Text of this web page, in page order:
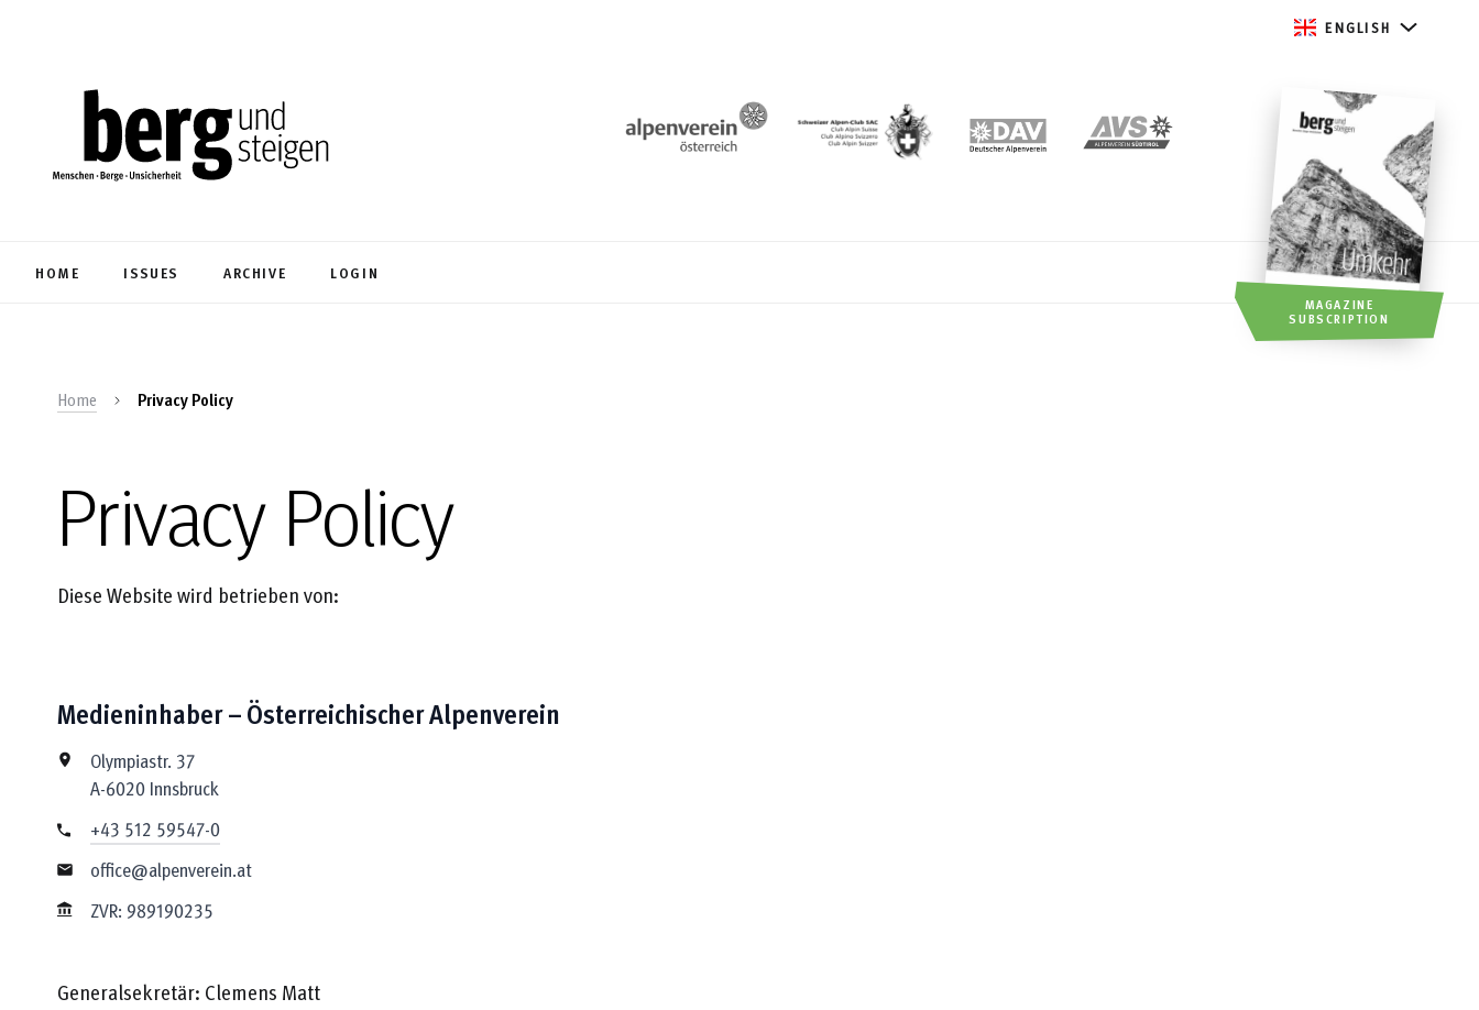
ENGLISH
HOME ISSUES ARCHIVE LOGIN
MAGAZINE
SUBSCRIPTION
Home Privacy Policy
Privacy Policy
Diese Website wird betrieben von:
Medieninhaber – Österreichischer Alpenverein
Olympiastr. 37
A-6020 Innsbruck
+43 512 59547-0
office@alpenverein.at
ZVR: 989190235
Generalsekretär: Clemens Matt